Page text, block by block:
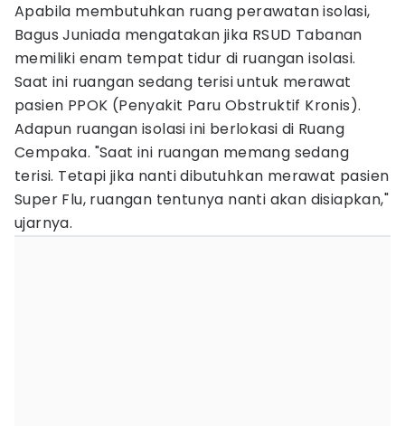
Apabila membutuhkan ruang perawatan isolasi,
Bagus Juniada mengatakan jika RSUD Tabanan
memiliki enam tempat tidur di ruangan isolasi.
Saat ini ruangan sedang terisi untuk merawat
pasien PPOK (Penyakit Paru Obstruktif Kronis).
Adapun ruangan isolasi ini berlokasi di Ruang
Cempaka. "Saat ini ruangan memang sedang
terisi. Tetapi jika nanti dibutuhkan merawat pasien
Super Flu, ruangan tentunya nanti akan disiapkan,"
ujarnya.